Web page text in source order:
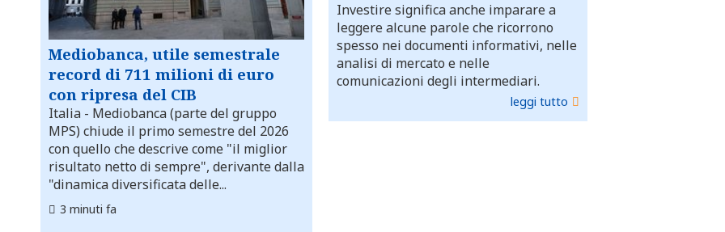
Mediobanca, utile semestrale
record di 711 milioni di euro
con ripresa del CIB
Italia - Mediobanca (parte del gruppo
MPS) chiude il primo semestre del 2026
con quello che descrive come "il miglior
risultato netto di sempre", derivante dalla
"dinamica diversificata delle...
3 minuti fa
Investire significa anche imparare a
leggere alcune parole che ricorrono
spesso nei documenti informativi, nelle
analisi di mercato e nelle
comunicazioni degli intermediari.
leggi tutto